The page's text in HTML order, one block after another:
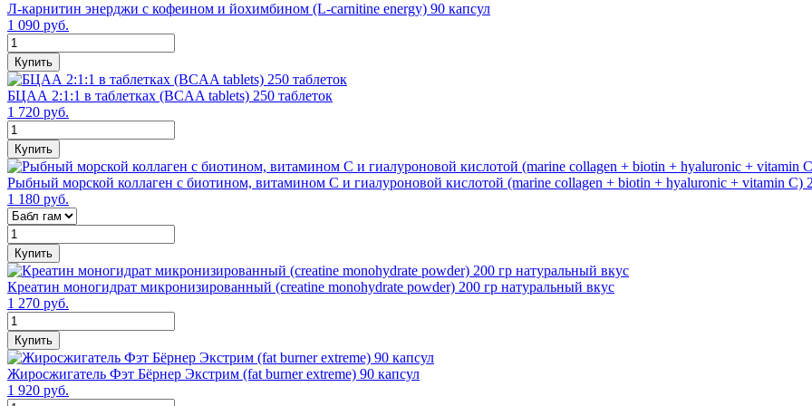
Л-карнитин энерджи с кофеином и йохимбином (L-carnitine energy) 90 капсул
1 090 руб.
Купить
БЦАА 2:1:1 в таблетках (BCAA tablets) 250 таблеток
1 720 руб.
Купить
Рыбный морской коллаген с биотином, витамином С и гиалуроновой кислотой (marine collagen + biotin + hyaluronic + vitamin C)
1 180 руб.
Купить
Креатин моногидрат микронизированный (creatine monohydrate powder) 200 гр натуральный вкус
1 270 руб.
Купить
Жиросжигатель Фэт Бёрнер Экстрим (fat burner extreme) 90 капсул
1 920 руб.